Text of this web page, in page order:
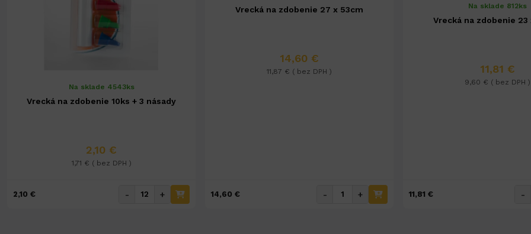
Na sklade 4543ks
Vrecká na zdobenie 10ks + 3 násady
2,10 €
1,71 € ( bez DPH )
2,10 € - +
Vrecká na zdobenie 27 x 53cm
14,60 €
11,87 € ( bez DPH )
14,60 € - +
Na sklade 812ks
Vrecká na zdobenie 23
11,81 €
9,60 € ( bez DPH )
11,81 € -